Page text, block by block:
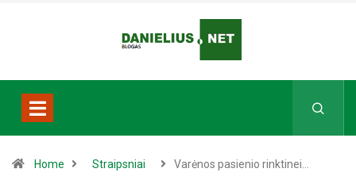
Home Straipsniai Varėnos pasienio rinktinei…